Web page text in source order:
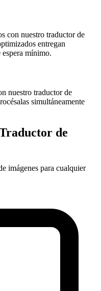
con nuestro traductor de
entregan
mínimo.
nuestro traductor de
simultáneamente
de
imágenes para cualquier